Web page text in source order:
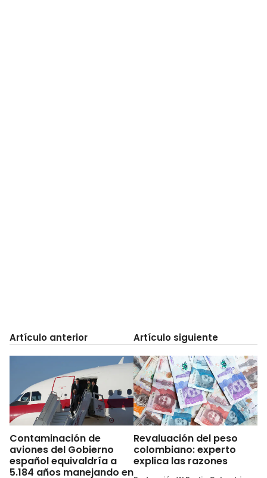
Artículo anterior
Contaminación de
aviones del Gobierno
español equivaldría a
5.184 años manejando en
Artículo siguiente
Revaluación del peso
colombiano: experto
explica las razones